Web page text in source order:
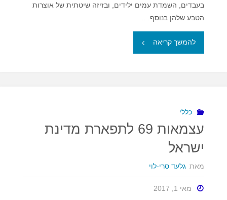
בעבדים, השמדת עמים ילידים, ובזיזה שיטתית של אוצרות
הטבע שלהן בנוסף. …
להמשך קריאה "הערה
כללי
עצמאות 69 לתפארת מדינת
ישראל
מאת גלעד סרי-לוי
מאי 1, 2017